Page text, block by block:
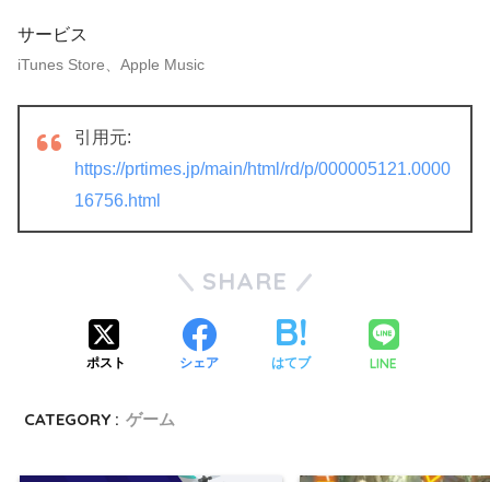
サービス
iTunes Store、Apple Music
引用元:
https://prtimes.jp/main/html/rd/p/000005121.0000
16756.html
SHARE
ポスト シェア はてブ LINE
CATEGORY : ゲーム